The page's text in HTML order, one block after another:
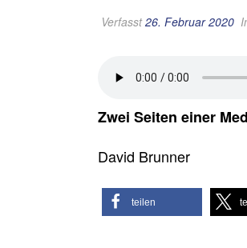
Verfasst26. Februar 2020
Zwei Seiten einer
David Brunner
teilen